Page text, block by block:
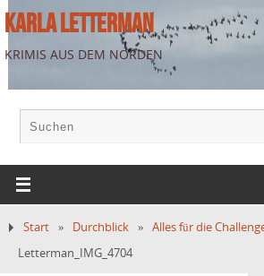
KARLA LETTERMAN
KRIMIS AUS DEM NORDEN
Start » Durchblick » Alles für die
Letterman_IMG_4704